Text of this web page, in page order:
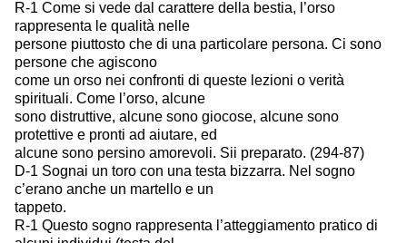
R-1 Come si vede dal carattere della bestia, l’orso
rappresenta le qualità nelle
persone piuttosto che di una particolare persona. Ci sono
persone che agiscono
come un orso nei confronti di queste lezioni o verità
spirituali. Come l’orso, alcune
sono distruttive, alcune sono giocose, alcune sono
protettive e pronti ad aiutare, ed
alcune sono persino amorevoli. Sii preparato. (294-87)
D-1 Sognai un toro con una testa bizzarra. Nel sogno
c’erano anche un martello e un
tappeto.
R-1 Questo sogno rappresenta l’atteggiamento pratico di